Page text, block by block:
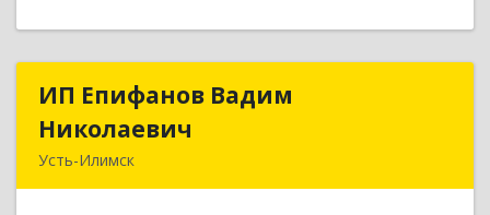
ИП Епифанов Вадим
Николаевич
Усть-Илимск
ИП Епифанов Вадим